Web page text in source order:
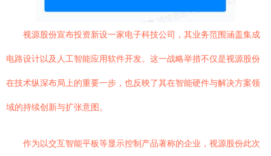
视源股份宣布投资新设一家电子科技公司，其业务范围涵盖集成
电路设计以及人工智能应用软件开发。这一战略举措不仅是视源股份
在技术纵深布局上的重要一步，也反映了其在智能硬件与解决方案领
域的持续创新与扩张意图。
作为以交互智能平板等显示控制产品著称的企业，视源股份此次